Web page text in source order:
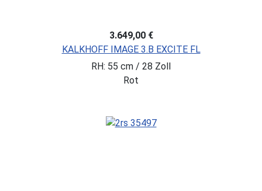
3.649,00 €
KALKHOFF IMAGE 3.B EXCITE FL
RH: 55 cm / 28 Zoll
Rot